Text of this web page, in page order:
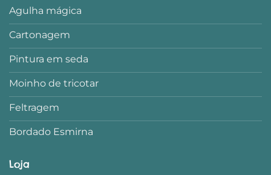
Agulha mágica
Cartonagem
Pintura em seda
Moinho de tricotar
Feltragem
Bordado Esmirna
Loja